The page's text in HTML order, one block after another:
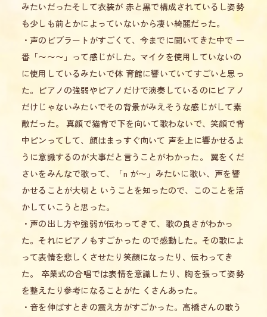
みたいだったそして衣装が 赤と黒で構成されているし姿勢
も少しも前とかによっていないから凄い綺麗だった。
・声のビブラートがすごくて、今までに聞いてきた中で 一
番「〜〜〜」って感じがした。マイクを使用していないの
に使用しているみたいで体 育館に響いていてすごいと思っ
た。ピアノの強弱やピアノだけで演奏しているのにピ アノ
だけじゃないみたいでその背景がみえそうな感じがして素
敵だった。 真顔で猫背で下を向いて歌わないで、笑顔で背
中ピンってして、顔はまっすぐ向いて 声を上に響かせるよ
うに意識するのが大事だと言うことがわかった。 翼をくだ
さいをみんなで歌って、「n が〜」みたいに歌い、声を響
かせることが大切と いうことを知ったので、このことを活
かしていこうと思った。
・声の出し方や強弱が伝わってきて、歌の良さがわかっ
た。それにピアノもすごかった ので感動した。その歌によ
って表情を悲しくさせたり笑顔になったり、伝わってき
た。 卒業式の合唱では表情を意識したり、胸を張って姿勢
を整えたり参考になることがた くさんあった。
・音を伸ばすときの震え方がすごかった。高橋さんの歌う